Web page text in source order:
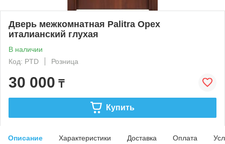
Дверь межкомнатная Palitra Орех
италианский глухая
В наличии
Код: PTD
Розница
30 000 ₸
Купить
Описание Характеристики Доставка Оплата